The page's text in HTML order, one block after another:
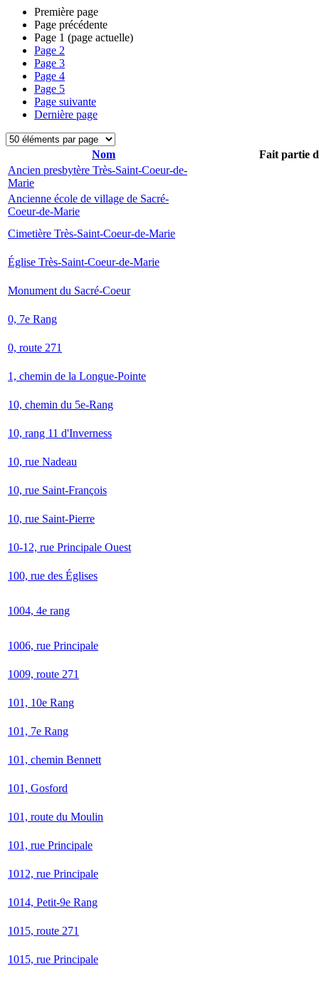
Première page
Page précédente
Page 1 (page actuelle)
Page 2
Page 3
Page 4
Page 5
Page suivante
Dernière page
Nom
Fait partie
Ancien presbytère Très-Saint-Coeur-de-
Marie
Ancienne école de village de Sacré-
Coeur-de-Marie
Cimetière Très-Saint-Coeur-de-Marie
Église Très-Saint-Coeur-de-Marie
Monument du Sacré-Coeur
0, 7e Rang
0, route 271
1, chemin de la Longue-Pointe
10, chemin du 5e-Rang
10, rang 11 d'Inverness
10, rue Nadeau
10, rue Saint-François
10, rue Saint-Pierre
10-12, rue Principale Ouest
100, rue des Églises
1004, 4e rang
1006, rue Principale
1009, route 271
101, 10e Rang
101, 7e Rang
101, chemin Bennett
101, Gosford
101, route du Moulin
101, rue Principale
1012, rue Principale
1014, Petit-9e Rang
1015, route 271
1015, rue Principale